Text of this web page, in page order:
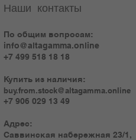
Наши контакты
По общим вопросам:
info@altagamma.online
+7 499 518 18 18
Купить из наличия:
buy.from.stock@altagamma.online
+7 906 029 13 49
Адрес:
Саввинская набережная 23/1,